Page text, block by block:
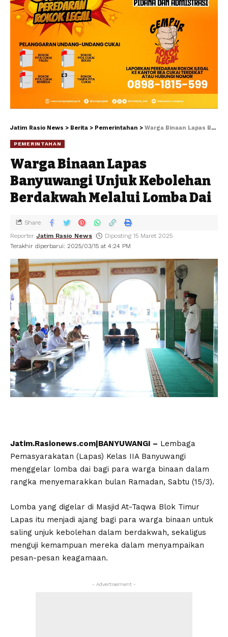
Jatim Rasio News > Berita > Pemerintahan > Warga Binaan Lapas Banyuwangi Unjuk Kebolehan Berdakwah Melalui Lomba Dai
PEMERINTAHAN
Warga Binaan Lapas
Banyuwangi Unjuk Kebolehan
Berdakwah Melalui Lomba Dai
Terakhir diperbarui: 2025/03/15 at 4:24 PM
Reporter Jatim Rasio News Diposting 15 Maret 2025
Share
Jatim.Rasionews.com|BANYUWANGI – Lembaga
Pemasyarakatan (Lapas) Kelas IIA Banyuwangi
menggelar lomba dai bagi para warga binaan dalam
rangka menyemarakkan bulan Ramadan, Sabtu (15/3).
Lomba yang digelar di Masjid At-Taqwa Blok Timur
Lapas itu menjadi ajang bagi para warga binaan untuk
saling unjuk kebolehan dalam berdakwah, sekaligus
menguji kemampuan mereka dalam menyampaikan
pesan-pesan keagamaan.
- Advertisement -